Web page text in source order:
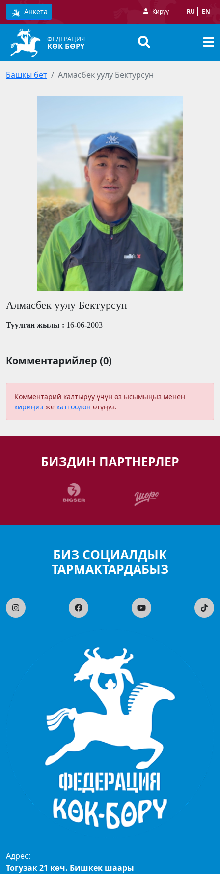
Анкета Кирүү RU EN
ФЕДЕРАЦИЯ
КӨК БӨРҮ
Башкы бет Алмасбек уулу Бектурсун
Алмасбек уулу Бектурсун
Туулган жылы : 16-06-2003
Комментарийлер (0)
Комментарий калтыруу үчүн өз ысымыңыз менен
кириңиз же каттоодон өтүңүз.
БИЗДИН ПАРТНЕРЛЕР
БИЗ СОЦИАЛДЫК
ТАРМАКТАРДАБЫЗ
Адрес:
Тогузак 21 көч. Бишкек шаары